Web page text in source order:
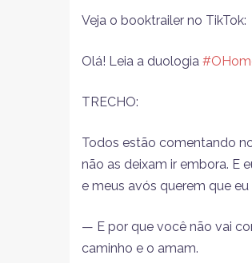
Veja o booktrailer no TikTok:
Olá! Leia a duologia
TRECHO:
Todos estão comentando
não as deixam ir embora. E
e meus avós querem que
— E por que você não vai
caminho e o amam.